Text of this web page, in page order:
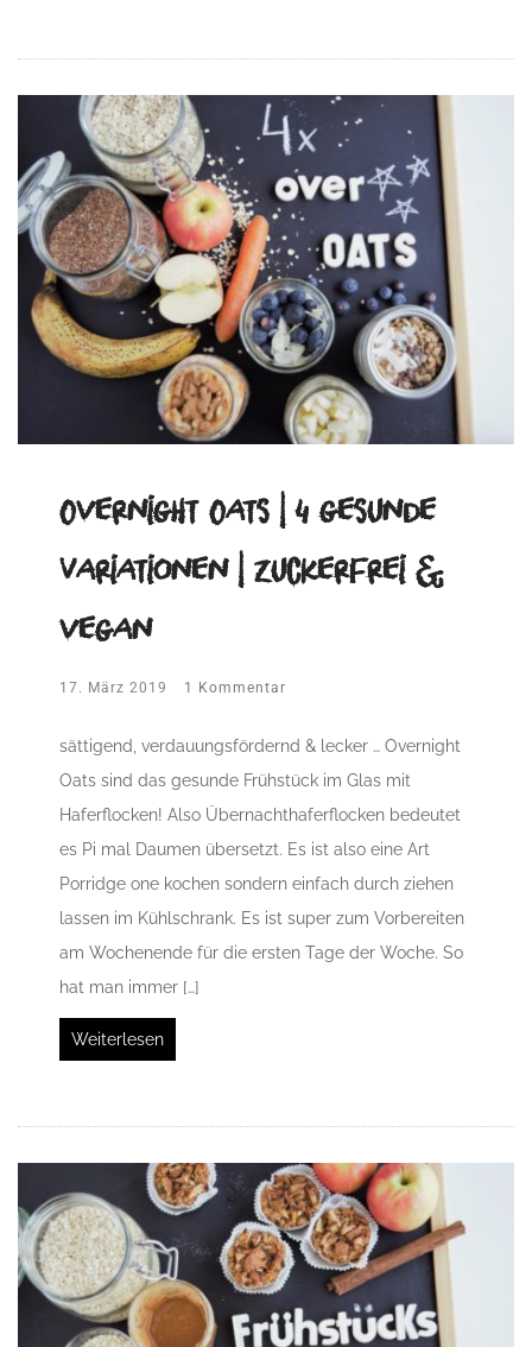
Overnight Oats | 4 gesunde
Variationen | zuckerfrei &
vegan
17. März 2019 1 Kommentar
sättigend, verdauungsfördernd & lecker … Overnight
Oats sind das gesunde Frühstück im Glas mit
Haferflocken! Also Übernachthaferflocken bedeutet
es Pi mal Daumen übersetzt. Es ist also eine Art
Porridge one kochen sondern einfach durch ziehen
lassen im Kühlschrank. Es ist super zum Vorbereiten
am Wochenende für die ersten Tage der Woche. So
hat man immer […]
Weiterlesen